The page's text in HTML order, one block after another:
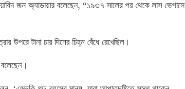
জন অ্যাডায়ার বলেছেন, “১৯৩৭ সালের পর থেকে লাস ভেগাসে
উপরে টানা চার দিনের চিহ্ন বেঁধে রেখেছিল।
বলেছেন।